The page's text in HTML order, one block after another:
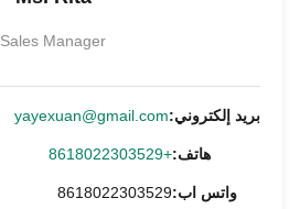
Sales Manager
بريد إلكتروني:yayexuan@gmail.com
هاتف:+8618022303529
واتس اب:8618022303529